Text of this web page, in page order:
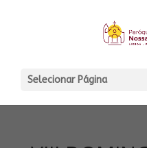
Selecionar Página